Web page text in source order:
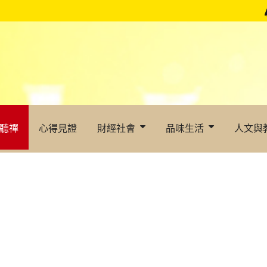
聽禪 心得見證 財經社會 品味生活 人文與